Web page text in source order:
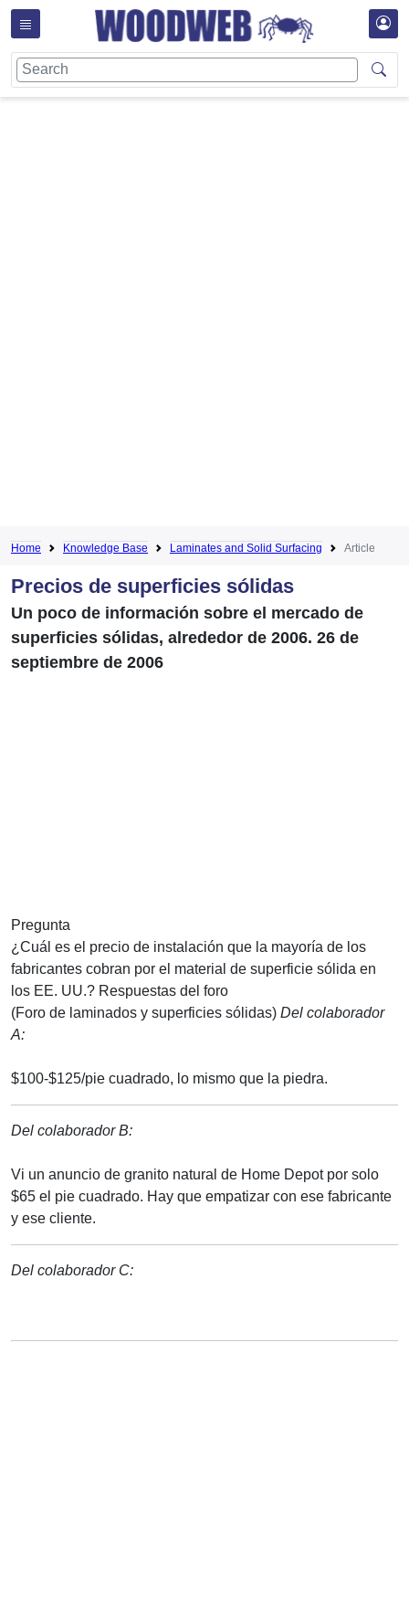
Home Knowledge Base Laminates and Solid Surfacing Article
Precios de superficies sólidas
Un poco de información sobre el mercado de
superficies sólidas, alrededor de 2006. 26 de
septiembre de 2006
Pregunta
¿Cuál es el precio de instalación que la mayoría de los
fabricantes cobran por el material de superficie sólida en
los EE. UU.? Respuestas del foro
(Foro de laminados y superficies sólidas) Del colaborador
A:
$100-$125/pie cuadrado, lo mismo que la piedra.
Del colaborador B:
Vi un anuncio de granito natural de Home Depot por solo
$65 el pie cuadrado. Hay que empatizar con ese fabricante
y ese cliente.
Del colaborador C: